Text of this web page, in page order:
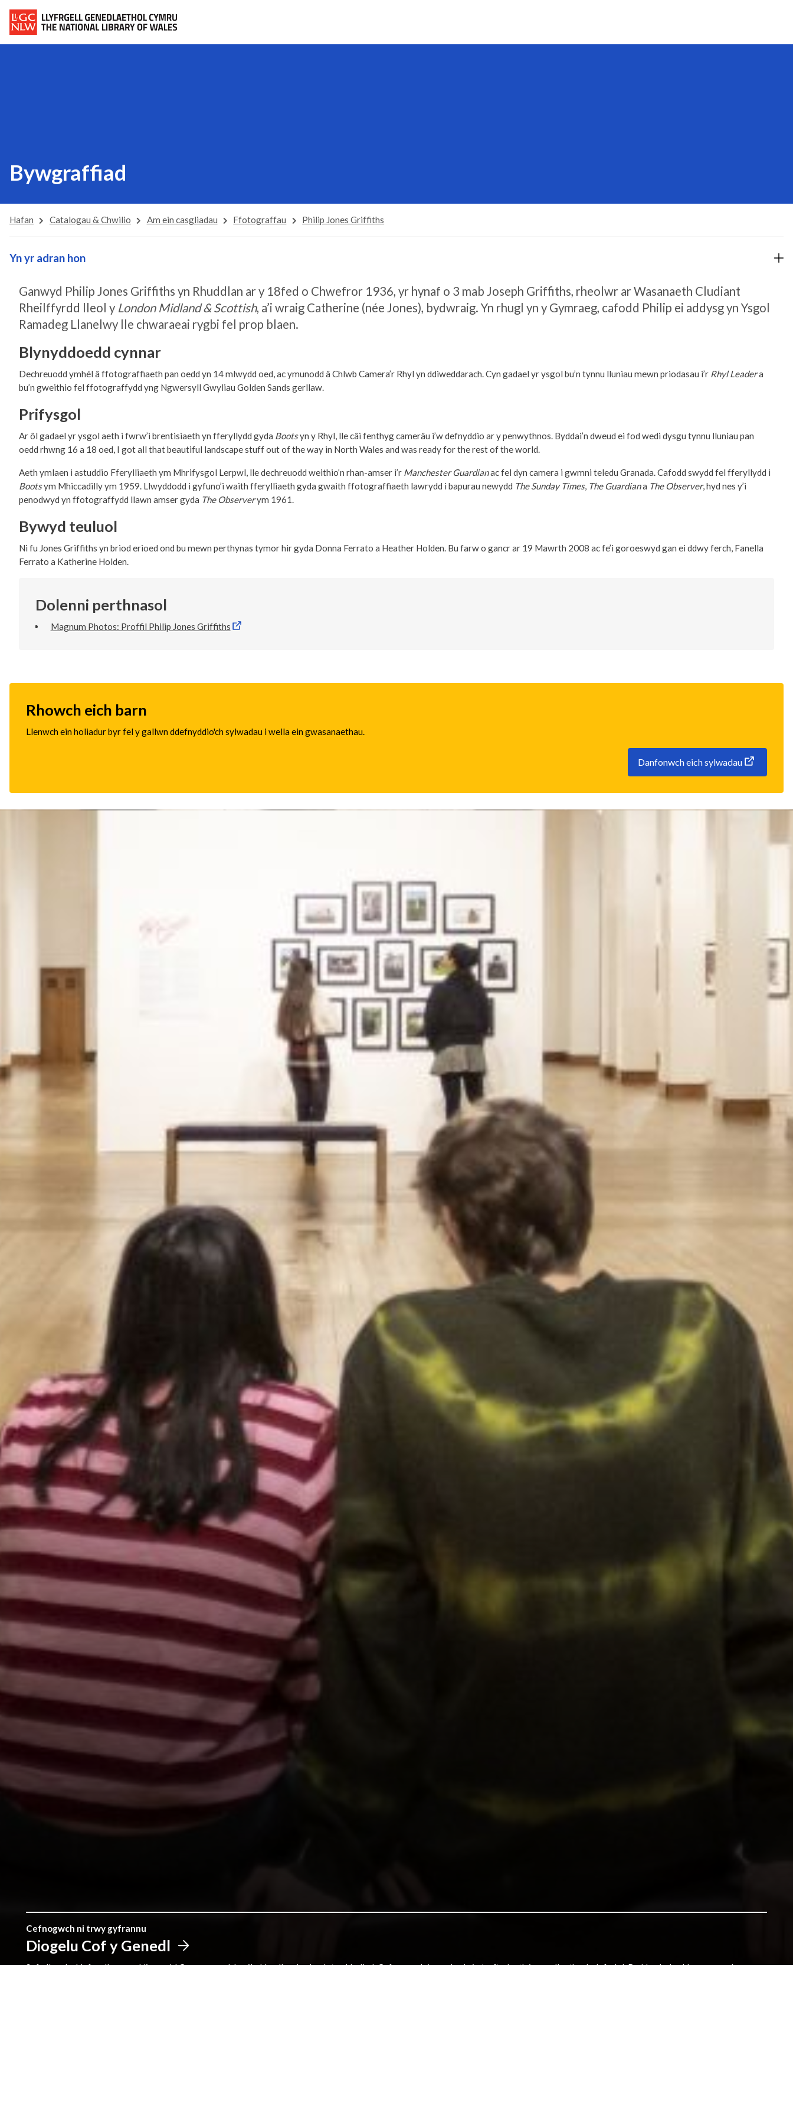
Bywgraffiad
Hafan Catalogau & Chwilio Am ein casgliadau Ffotograffau Philip Jones Griffiths
Ganwyd Philip Jones Griffiths yn Rhuddlan ar y 18fed o Chwefror 1936, yr hynaf o 3 mab Joseph Griffiths, rheolwr ar Wasanaeth Cludiant
Rheilffyrdd lleol y London Midland & Scottish, a’i wraig Catherine (née Jones), bydwraig. Yn rhugl yn y Gymraeg, cafodd Philip ei addysg yn Ysgol
Ramadeg Llanelwy lle chwaraeai rygbi fel prop blaen.
Blynyddoedd cynnar
Dechreuodd ymhél â ffotograffiaeth pan oedd yn 14 mlwydd oed, ac ymunodd â Chlwb Camera’r Rhyl yn ddiweddarach. Cyn gadael yr ysgol bu’n tynnu lluniau mewn priodasau i’r Rhyl Leadera
bu’n gweithio fel ffotograffydd yng Ngwersyll Gwyliau Golden Sands gerllaw.
Prifysgol
Ar ôl gadael yr ysgol aeth i fwrw’i brentisiaeth yn fferyllydd gyda Bootsyn y Rhyl, lle câi fenthyg camerâu i’w defnyddio ar y penwythnos. Byddai’n dweud ei fod wedi dysgu tynnu lluniau pan
oedd rhwng 16 a 18 oed, I got all that beautiful landscape stuff out of the way in North Wales and was ready for the rest of the world.
Aeth ymlaen i astuddio Fferylliaeth ym Mhrifysgol Lerpwl, lle dechreuodd weithio’n rhan-amser i’r Manchester Guardianac fel dyn camera i gwmni teledu Granada. Cafodd swydd fel fferyllydd i
Bootsym Mhiccadilly ym 1959. Llwyddodd i gyfuno’i waith fferylliaeth gyda gwaith ffotograffiaeth lawrydd i bapurau newydd The Sunday Times, The Guardiana The Observer, hyd nes y’i
penodwyd yn ffotograffydd llawn amser gyda The Observerym 1961.
Bywyd teuluol
Ni fu Jones Griffiths yn briod erioed ond bu mewn perthynas tymor hir gyda Donna Ferrato a Heather Holden. Bu farw o gancr ar 19 Mawrth 2008 ac fe’i goroeswyd gan ei ddwy ferch, Fanella
Ferrato a Katherine Holden.
Dolenni perthnasol
Magnum Photos: Proffil Philip Jones Griffiths
Yn yr adran hon
Rhowch eich barn
Llenwch ein holiadur byr fel y gallwn ddefnyddio'ch sylwadau i wella ein gwasanaethau.
Danfonwch eich sylwadau
Cefnogwch ni trwy gyfrannu
Diogelu Cof y Genedl
Sefydlwyd y Llyfrgell gan roddion pobl Cymru, a gyda'n gilydd gallwn barhau'r traddodiad. Cyfrannwch i warchod ein treftadaeth i genedlaethau'r dyfodol. Bydd pob rhodd yn gwneud